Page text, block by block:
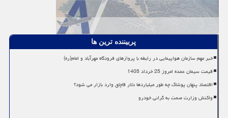
پربیننده ترین ها
خبر مهم سازمان هواپیمایی در رابطه با پروازهای فرودگاه مهرآباد و امام(ره)
قیمت سیمان عمده امروز 25 خرداد 1405
اقتصاد پنهان پوشاک چه طور میلیاردها دلار قاچاق وارد بازار می شود؟
واکنش وزارت صمت به گرانی خودرو